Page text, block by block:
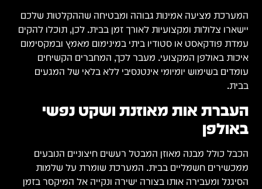
המערכת מציעה אמינות גבוהה ומבטיחה שההקלטות שלכם
יישארו צלולות ומקצועיות לאורך זמן בבית. לכן, תוכלו להקים
עמדת פודקאסט או סטודיו ביתי במינימום מאמץ ובמקסימום
איכות באולפן המקצועי. מעבר לכך, המחברים הקשיחים
עומדים בשימוש יומיומי אינטנסיבי ללא בלאי של המגעים
בבית.
העברת אות מאוזנת ושקט נפשי
באולפן
הכבל כולל מבנה מאוזן המבטל רעשים חיצוניים הנובעים
ממכשירים חשמליים בבית. המערכת שומרת על שלמות
הסיגנל ומעבירה אותו בצורה ישירה ונקייה אל המיקסר בזמן